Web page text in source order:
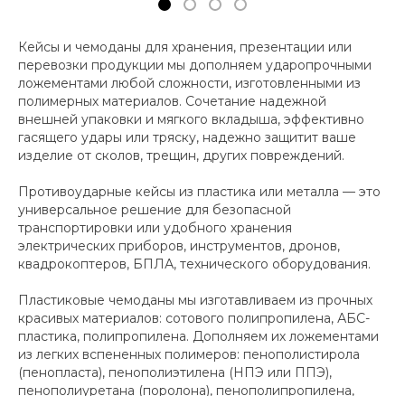
Кейсы и чемоданы для хранения, презентации или
перевозки продукции мы дополняем ударопрочными
ложементами любой сложности, изготовленными из
полимерных материалов. Сочетание надежной
внешней упаковки и мягкого вкладыша, эффективно
гасящего удары или тряску, надежно защитит ваше
изделие от сколов, трещин, других повреждений.
Противоударные кейсы из пластика или металла — это
универсальное решение для безопасной
транспортировки или удобного хранения
электрических приборов, инструментов, дронов,
квадрокоптеров, БПЛА, технического оборудования.
Пластиковые чемоданы мы изготавливаем из прочных
красивых материалов: сотового полипропилена, АБС-
пластика, полипропилена. Дополняем их ложементами
из легких вспененных полимеров: пенополистирола
(пенопласта), пенополиэтилена (НПЭ или ППЭ),
пенополиуретана (поролона), пенополипропилена,